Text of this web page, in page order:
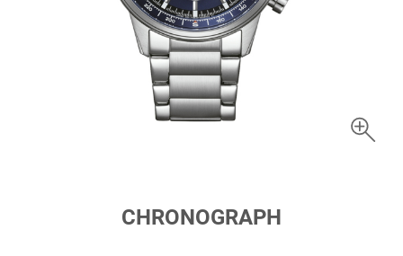
CHRONOGRAPH